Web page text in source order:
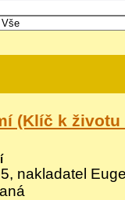
(Klíč k životu
nakladatel